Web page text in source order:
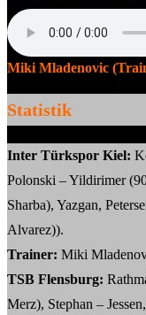
Miki Mladenovic
Statistik
Inter Türkspor Kiel:
Polonski – Yildirimer
Sharba), Yazgan,
Alvarez)).
Trainer: Miki
TSB Flensburg:
Merz), Stephan –